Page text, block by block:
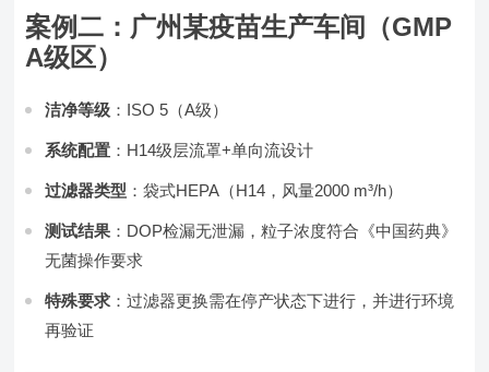
案例二：广州某疫苗生产车间（GMP
A级区）
洁净等级 ：ISO 5（A级）
系统配置 ：H14级层流罩+单向流设计
过滤器类型 ：袋式HEPA（H14，风量2000 m³/h）
测试结果 ：DOP检漏无泄漏，粒子浓度符合《中国药典》
无菌操作要求
特殊要求 ：过滤器更换需在停产状态下进行，并进行环境
再验证